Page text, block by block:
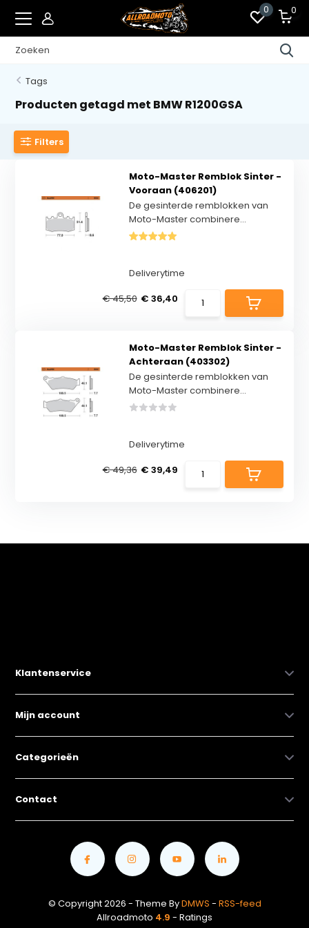
0 0
Tags
Producten getagd met BMW R1200GSA
Filters
Moto-Master Remblok Sinter -
Vooraan (406201)
De gesinterde remblokken van
Moto-Master combinere...
Deliverytime
€ 45,50 € 36,40
Moto-Master Remblok Sinter -
Achteraan (403302)
De gesinterde remblokken van
Moto-Master combinere...
Deliverytime
€ 49,36 € 39,49
Klantenservice
Mijn account
Categorieën
Contact
© Copyright 2026 - Theme ByDMWS - RSS-feed
Allroadmoto 4.9 - Ratings